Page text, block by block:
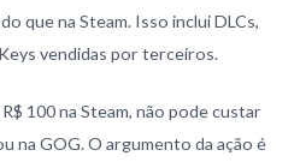
que na Steam. Isso inclui DLCs,
vendidas por terceiros.
100 na Steam, não pode custar
na GOG. O argumento da ação é